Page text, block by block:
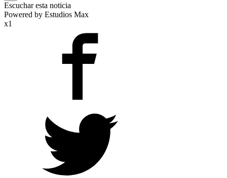
Escuchar esta noticia
Powered by Estudios Max
x1